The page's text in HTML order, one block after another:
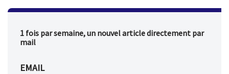
1 fois par semaine, un nouvel article directement par
mail
EMAIL